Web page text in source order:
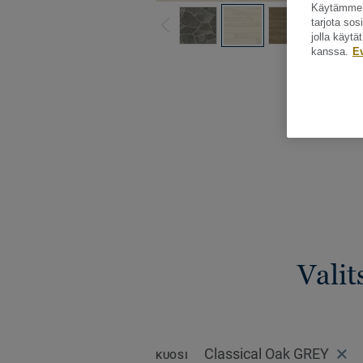
KUOSI Classical Oak GREY
tarjota
jolla
kanssa.